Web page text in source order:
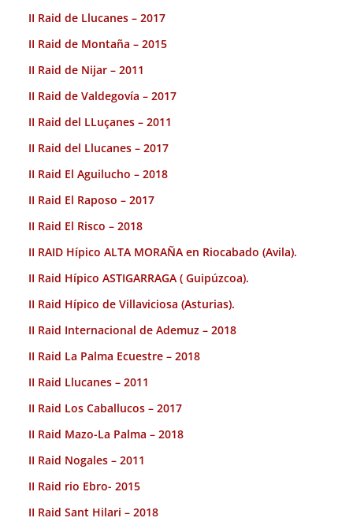
II Raid de Llucanes – 2017
II Raid de Montaña – 2015
II Raid de Nijar – 2011
II Raid de Valdegovía – 2017
II Raid del LLuçanes – 2011
II Raid del Llucanes – 2017
II Raid El Aguilucho – 2018
II Raid El Raposo – 2017
II Raid El Risco – 2018
II RAID Hípico ALTA MORAÑA en Riocabado (Avila).
II Raid Hípico ASTIGARRAGA ( Guipúzcoa).
II Raid Hípico de Villaviciosa (Asturias).
II Raid Internacional de Ademuz – 2018
II Raid La Palma Ecuestre – 2018
II Raid Llucanes – 2011
II Raid Los Caballucos – 2017
II Raid Mazo-La Palma – 2018
II Raid Nogales – 2011
II Raid rio Ebro- 2015
II Raid Sant Hilari – 2018